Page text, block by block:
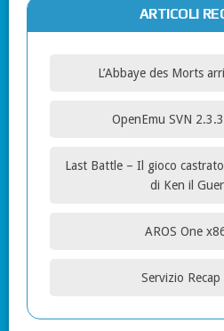
ARTICOLI
L’Abbaye des Morts
OpenEmu SVN
Last Battle – Il gioco
di Ken il
AROS One
Servizio Recap